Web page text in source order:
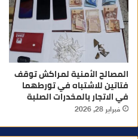
المصالح الأمنية لمراكش توقف
فتاتين للاشتباه في تورطهما
في الاتجار بالمخدرات الصلبة
فبراير 28, 2026